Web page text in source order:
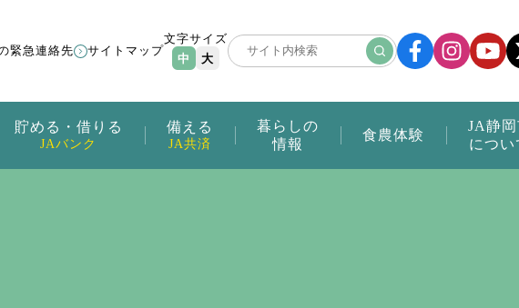
貯める・借りる
JAバンク
備える
JA共済
暮らしの
情報
食農体験
JA静
につい
緊急連絡先 サイトマップ
文字サイズ
中
大